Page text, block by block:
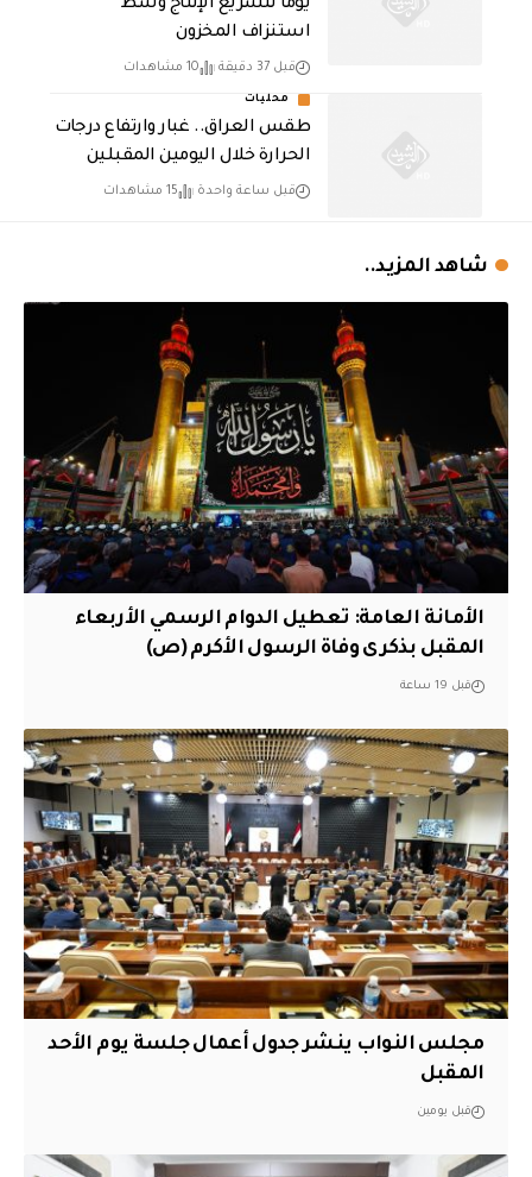
يوما لتسريع الإنتاج وسط
استنزاف المخزون
قبل 37 دقيقة 10 مشاهدات
محليات
طقس العراق.. غبار وارتفاع درجات
الحرارة خلال اليومين المقبلين
قبل ساعة واحدة 15 مشاهدات
شاهد المزيد..
الأمانة العامة: تعطيل الدوام الرسمي الأربعاء
المقبل بذكرى وفاة الرسول الأكرم (ص)
قبل 19 ساعة
مجلس النواب ينشر جدول أعمال جلسة يوم الأحد
المقبل
قبل يومين